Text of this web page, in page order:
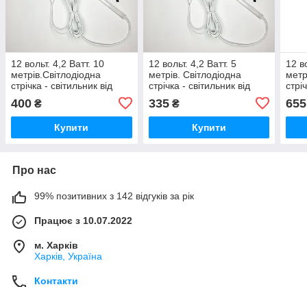
12 вольт. 4,2 Ватт. 10
метрів.Світлодіодна
стрічка - світильник від
акумулятора,світлодіодний
ліхтар
400 ₴
Купити
12 вольт. 4,2 Ватт. 5
метрів. Світлодіодна
стрічка - світильник від
акумулятора,
світлодіодний ліхтар
335₴
Купити
12
655
Про нас
99% позитивних з 142 відгуків за рік
Працює з 10.07.2022
м. Харків
Харків, Україна
Контакти